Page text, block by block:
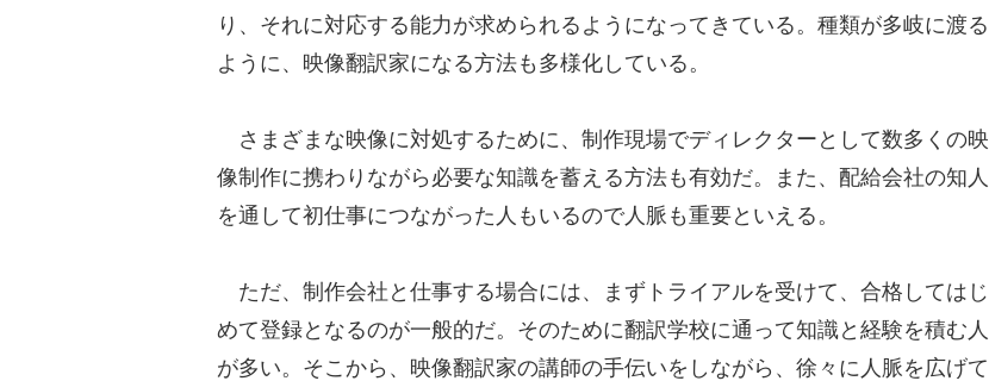
り、それに対応する能力が求められるようになってきている。種類が多岐に渡る
ように、映像翻訳家になる方法も多様化している。
さまざまな映像に対処するために、制作現場でディレクターとして数多くの映
像制作に携わりながら必要な知識を蓄える方法も有効だ。また、配給会社の知人
を通して初仕事につながった人もいるので人脈も重要といえる。
ただ、制作会社と仕事する場合には、まずトライアルを受けて、合格してはじ
めて登録となるのが一般的だ。そのために翻訳学校に通って知識と経験を積む人
が多い。そこから、映像翻訳家の講師の手伝いをしながら、徐々に人脈を広げて